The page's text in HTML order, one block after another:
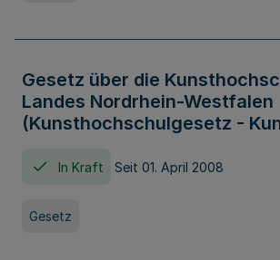
Gesetz über die
Landes Nordrhein-Westfalen
(Kunsthochschulgesetz -
In Kraft Seit 01. April 2008
Gesetz